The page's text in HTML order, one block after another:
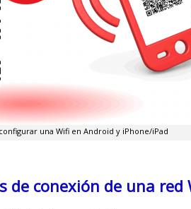
una Wifi en Android y iPhone/iPad
de conexión de una red